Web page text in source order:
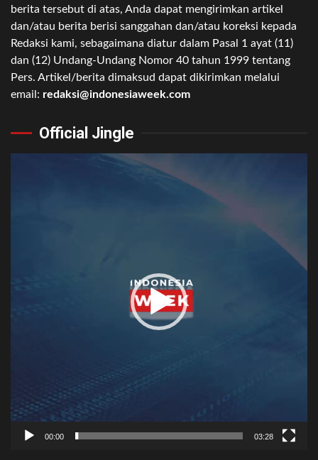
berita tersebut di atas, Anda dapat mengirimkan artikel
dan/atau berita berisi sanggahan dan/atau koreksi kepada
Redaksi kami, sebagaimana diatur dalam Pasal 1 ayat (11)
dan (12) Undang-Undang Nomor 40 tahun 1999 tentang
Pers. Artikel/berita dimaksud dapat dikirimkan melalui
email: redaksi@indonesiaweek.com
Official Jingle
00:00 03:28